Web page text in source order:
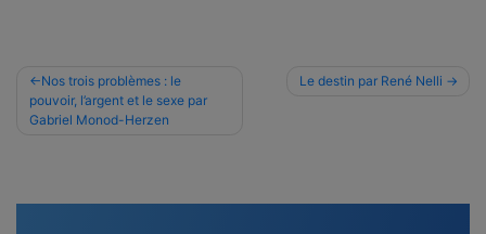
Navigation
de
Nos trois problèmes : le
pouvoir, l’argent et le sexe par
Gabriel Monod-Herzen
Le destin par René Nelli